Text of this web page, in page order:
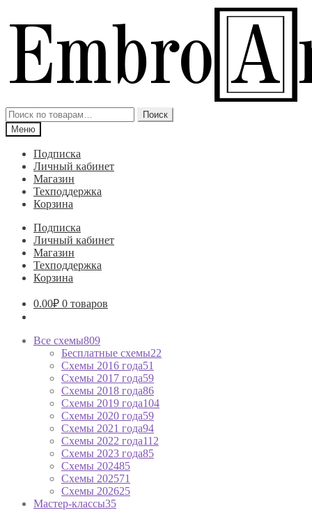
к
навигации
к
содержимому
Искать:
Поиск
Меню
Подписка
Личный кабинет
Магазин
Техподдержка
Корзина
Подписка
Личный кабинет
Магазин
Техподдержка
Корзина
0.00₽ 0 товаров
Все схемы809
Бесплатные схемы22
Схемы 2016 года51
Схемы 2017 года59
Схемы 2018 года86
Схемы 2019 года104
Схемы 2020 года59
Схемы 2021 года94
Схемы 2022 года112
Схемы 2023 года85
Схемы 202485
Схемы 202571
Схемы 202625
Мастер-классы35